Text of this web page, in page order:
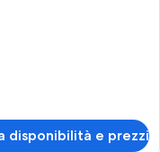
disponibilità e prezzi